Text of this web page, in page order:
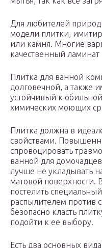
Для любителей
модели плитки,
или камня. Многие
качественный ламинат
Плитка для ванной
долговечной, а также
устойчивый к
химических моющих
Плитка должна в
свойствами.
спровоцировать
ванной для
лучше не укладывать
матовой поверхности.
постелить
распылителем против
безопасно класть
подойти к ее выбору.
Есть два основных